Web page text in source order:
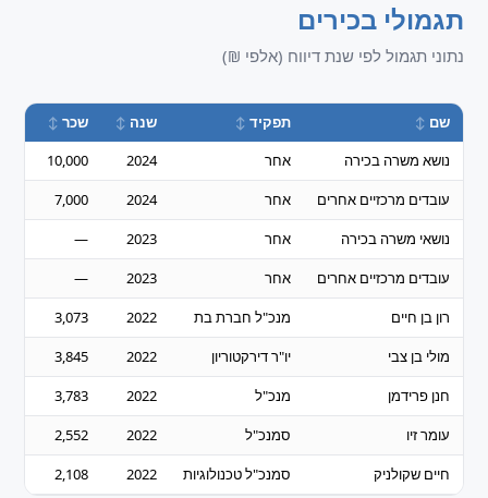
תגמולי בכירים
נתוני תגמול לפי שנת דיווח (אלפי ₪)
שם תפקיד שנה שכר
נושא משרה בכירה
אחר 2024
10,000
עובדים מרכזיים אחרים
אחר 2024
7,000
נושאי משרה בכירה
אחר 2023
—
עובדים מרכזיים אחרים
אחר 2023
—
רון בן חיים
מנכ"ל חברת בת 2022
3,073
מולי בן צבי
יו"ר דירקטוריון 2022
3,845
חנן פרידמן
מנכ"ל 2022
3,783
עומר זיו
סמנכ"ל 2022
2,552
חיים שקולניק
סמנכ"ל טכנולוגיות 2022
2,108